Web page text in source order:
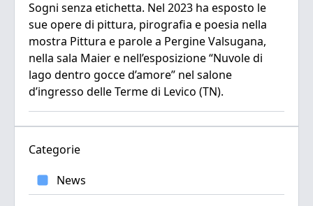
Sogni senza etichetta. Nel 2023 ha esposto le
sue opere di pittura, pirografia e poesia nella
mostra Pittura e parole a Pergine Valsugana,
nella sala Maier e nell’esposizione “Nuvole di
lago dentro gocce d’amore” nel salone
d’ingresso delle Terme di Levico (TN).
Categorie
News